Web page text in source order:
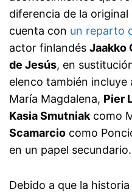
diferencia de la original
cuenta con un reparto
actor finlandés Jaakko
de Jesús, en
elenco también incluye
María Magdalena, Pier
Kasia Smutniak como
Scamarcio como
en un papel secundario.
Debido a que la